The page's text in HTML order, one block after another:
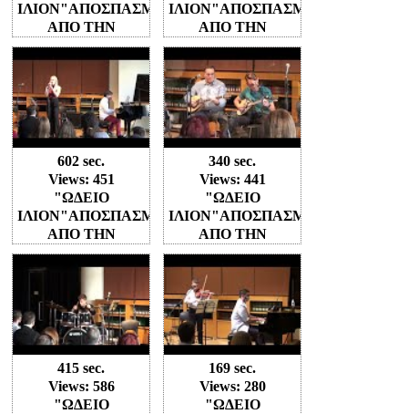
ΙΛΙΟΝ"ΑΠΟΣΠΑΣΜΑΤΑ
ΑΠΟ ΤΗΝ
ΣΥΝΑΥΛΙΑ ΣΤΟ
ΜΕΓΑΡΟ
ΜΟΥΣΙΚΗΣ
(Β'ΜΕΡΟΣ)
"ΣΧΟΛΗ
ΠΙΑΝΟΥ"
ΙΛΙΟΝ"ΑΠΟΣΠΑΣΜΑΤΑ
ΑΠΟ ΤΗΝ
ΣΥΝΑΥΛΙΑ ΣΤΟ
ΜΕΓΑΡΟ
ΜΟΥΣΙΚΗΣ
(Α'ΜΕΡΟΣ)"ΣΧΟΛΗ
ΑΚΟΥΣΤ-ΗΛΕΚΤ.
ΚΙΘΑΡΑΣ"
602 sec.
Views: 451
"ΩΔΕΙΟ
ΙΛΙΟΝ"ΑΠΟΣΠΑΣΜΑΤΑ
ΑΠΟ ΤΗΝ
ΣΥΝΑΥΛΙΑ ΣΤΟ
ΜΕΓΑΡΟ
ΜΟΥΣΙΚΗΣ
(Α'ΜΕΡΟΣ)
"ΣΧΟΛΗ
ΜΟΝΤΕΡΝΟΥ
ΤΡΑΓΟΥΔΙΟΥ"
340 sec.
Views: 441
"ΩΔΕΙΟ
ΙΛΙΟΝ"ΑΠΟΣΠΑΣΜΑΤΑ
ΑΠΟ ΤΗΝ
ΣΥΝΑΥΛΙΑ ΣΤΟ
ΜΕΓΑΡΟ
ΜΟΥΣΙΚΗΣ
(Α'ΜΕΡΟΣ)
"ΣΧΟΛΗ
ΜΠΟΥΖΟΥΚΙΟΥ"
415 sec.
Views: 586
"ΩΔΕΙΟ
169 sec.
Views: 280
"ΩΔΕΙΟ